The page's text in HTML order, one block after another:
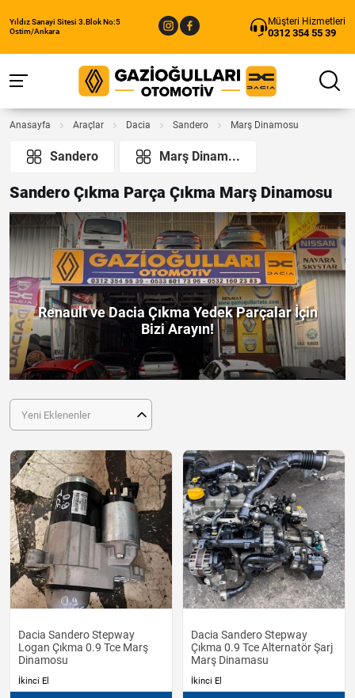
Yıldız Sanayi Sitesi 3.Blok No:5
Ostim/Ankara
Müşteri Hizmetleri
0312 354 55 39
Anasayfa Araçlar Dacia Sandero Marş Dinamosu
Sandero Marş Dinam...
Sandero Çıkma Parça Çıkma Marş Dinamosu
Renault ve Dacia Çıkma Yedek Parçalar İçin
Bizi Arayın!
Yeni Eklenenler
Dacia Sandero Stepway
Logan Çıkma 0.9 Tce Marş
Dinamosu
İkinci El
Dacia Sandero Stepway
Çıkma 0.9 Tce Alternatör Şarj
Marş Dinamasu
İkinci El